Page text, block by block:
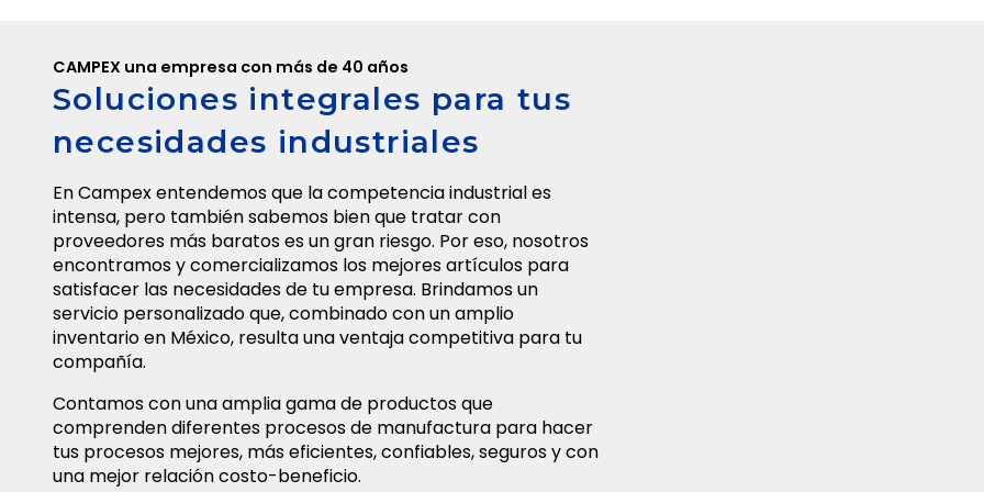
CAMPEX una empresa con más de 40 años
Soluciones integrales para tus
necesidades industriales
En Campex entendemos que la competencia industrial es
intensa, pero también sabemos bien que tratar con
proveedores más baratos es un gran riesgo. Por eso, nosotros
encontramos y comercializamos los mejores artículos para
satisfacer las necesidades de tu empresa. Brindamos un
servicio personalizado que, combinado con un amplio
inventario en México, resulta una ventaja competitiva para tu
compañía.
Contamos con una amplia gama de productos que
comprenden diferentes procesos de manufactura para hacer
tus procesos mejores, más eficientes, confiables, seguros y con
una mejor relación costo-beneficio.